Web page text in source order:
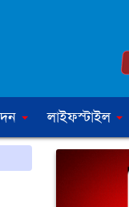
লাইফস্টাইল